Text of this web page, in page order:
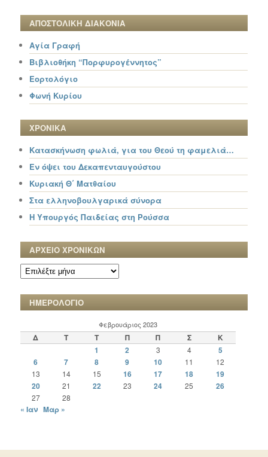
ΑΠΟΣΤΟΛΙΚΗ ΔΙΑΚΟΝΙΑ
Αγία Γραφή
Βιβλιοθήκη “Πορφυρογέννητος”
Εορτολόγιο
Φωνή Κυρίου
ΧΡΟΝΙΚΑ
Κατασκήνωση φωλιά, για του Θεού τη φαμελιά…
Εν όψει του Δεκαπενταυγούστου
Κυριακή Θ΄ Ματθαίου
Στα ελληνοβουλγαρικά σύνορα
Η Υπουργός Παιδείας στη Ρούσσα
ΑΡΧΕΙΟ ΧΡΟΝΙΚΩΝ
ΑΡΧΕΙΟ
ΧΡΟΝΙΚΩΝ
ΗΜΕΡΟΛΟΓΙΟ
Φεβρουάριος 2023
Δ Τ Τ Π Π Σ
Κ
1
2 3 4
5
6
7 8 9 10 11
12
13
14 15 16 17 18
19
20
21 22 23 24 25 26
27 28
« Ιαν Μαρ »